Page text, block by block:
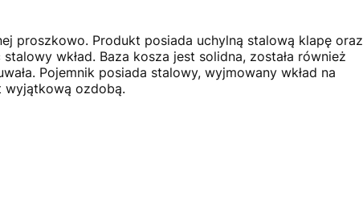
proszkowo. Produkt posiada uchylną stalową klapę oraz
wkład. Baza kosza jest solidna, została również
Pojemnik posiada stalowy, wyjmowany wkład na
wyjątkową ozdobą.